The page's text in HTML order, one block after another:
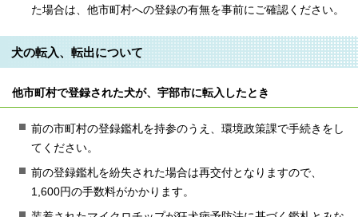
た場合は、他市町村への登録の有無を事前にご確認ください。
犬の転入、転出について
他市町村で登録された犬が、宇部市に転入したとき
前の市町村の登録鑑札を持参のうえ、環境政策課で手続きをし
てください。
前の登録鑑札を紛失された場合は再交付となりますので、
1,600円の手数料がかかります。